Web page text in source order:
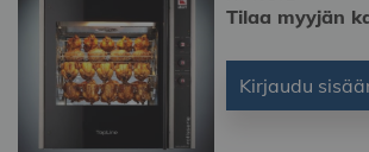
Tilaa myyjän
Kirjaudu